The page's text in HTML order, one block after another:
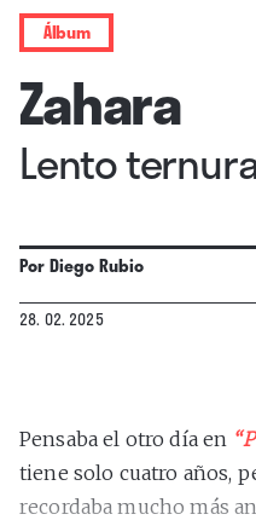
Álbum
Zahara
Lento
PorDiego Rubio
28. 02. 2025
Pensaba el otro día en
tiene solo cuatro años,
recordaba mucho más